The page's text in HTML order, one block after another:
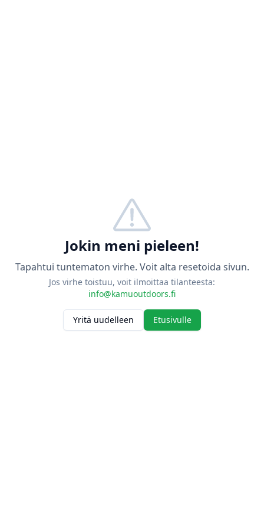
Jokin meni pieleen!
Tapahtui tuntematon virhe. Voit alta resetoida sivun.
Jos virhe toistuu, voit ilmoittaa tilanteesta:
info@kamuoutdoors.fi
Yritä uudelleen Etusivulle